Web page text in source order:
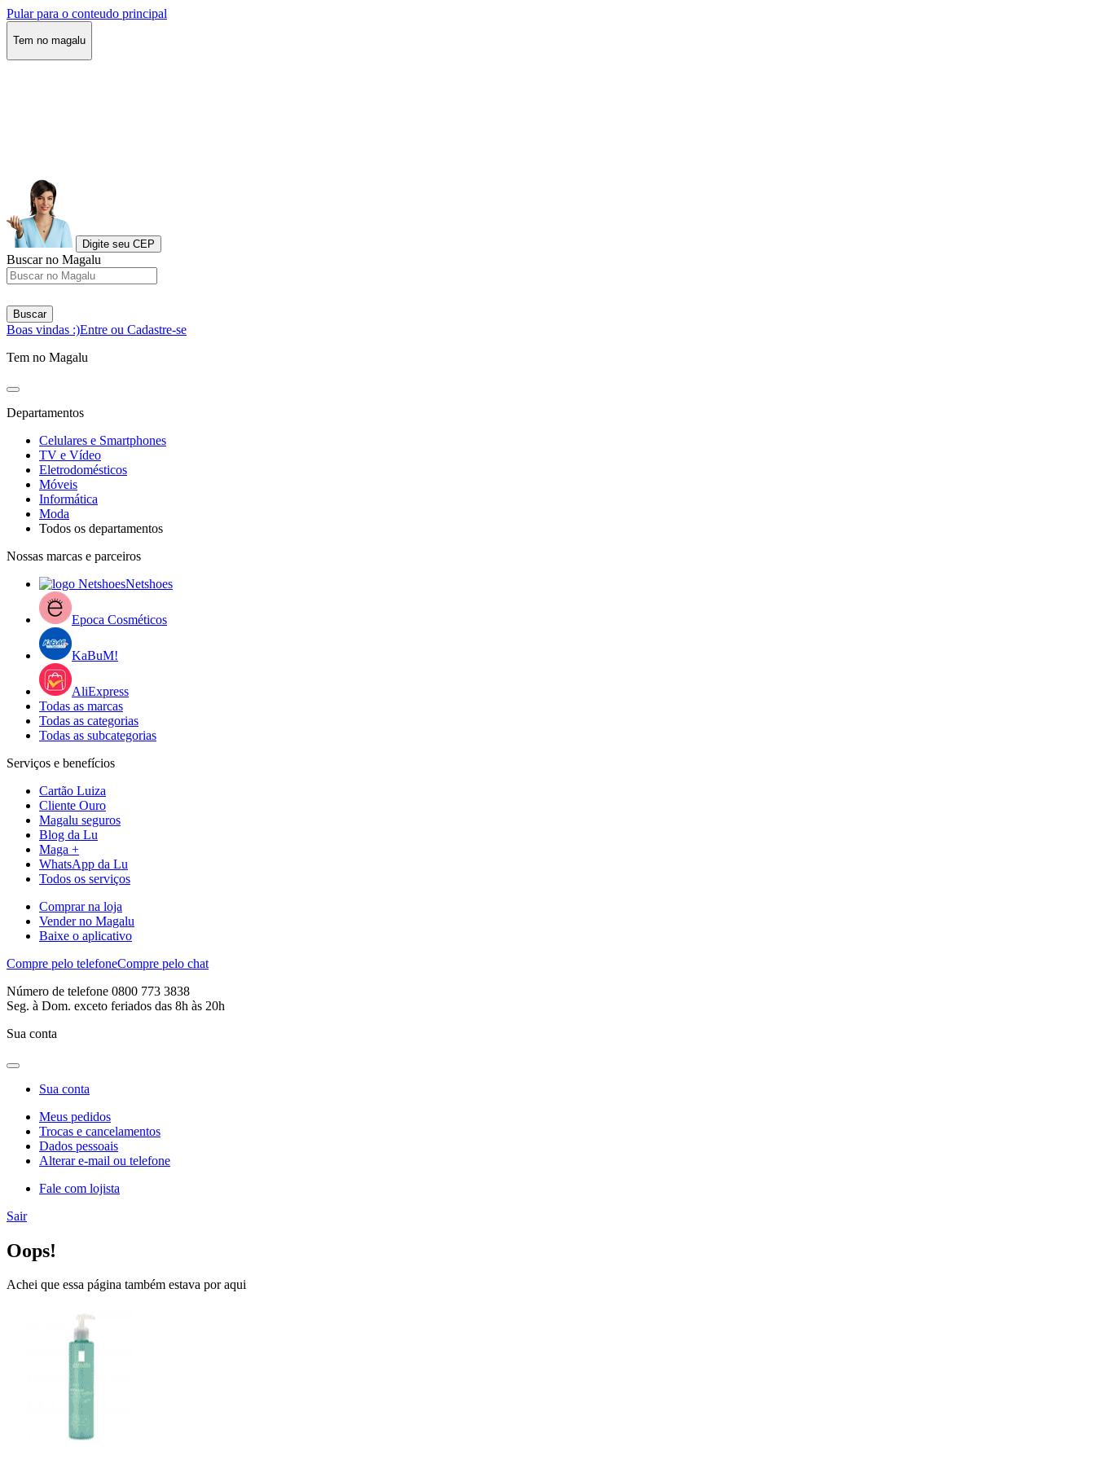
Pular para o conteudo principal
Tem no magalu
Digite seu CEP
Buscar no Magalu
Buscar
Boas vindas :)Entre ou Cadastre-se
Tem no Magalu
Departamentos
Celulares e Smartphones
TV e Vídeo
Eletrodomésticos
Móveis
Informática
Moda
Todos os departamentos
Nossas marcas e parceiros
Netshoes
Epoca Cosméticos
KaBuM!
AliExpress
Todas as marcas
Todas as categorias
Todas as subcategorias
Serviços e benefícios
Cartão Luiza
Cliente Ouro
Magalu seguros
Blog da Lu
Maga +
WhatsApp da Lu
Todos os serviços
Comprar na loja
Vender no Magalu
Baixe o aplicativo
Compre pelo telefoneCompre pelo chat
Número de telefone 0800 773 3838
Seg. à Dom. exceto feriados das 8h às 20h
Sua conta
Sua conta
Meus pedidos
Trocas e cancelamentos
Dados pessoais
Alterar e-mail ou telefone
Fale com lojista
Sair
Oops!
Achei que essa página também estava por aqui